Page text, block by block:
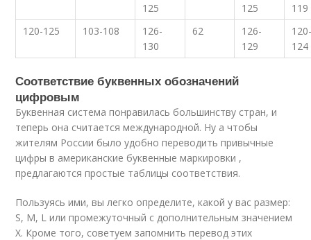
125
125
119
120-125
103-108
126-
130
62
126-
129
124
Соответствие буквенных обозначений
цифровым
Буквенная система понравилась большинству стран, и
теперь она считается международной. Ну а чтобы
жителям России было удобно переводить привычные
цифры в американские буквенные маркировки ,
предлагаются простые таблицы соответствия.
Пользуясь ими, вы легко определите, какой у вас размер:
S, M, L или промежуточный с дополнительным значением
X. Кроме того, советуем запомнить перевод этих